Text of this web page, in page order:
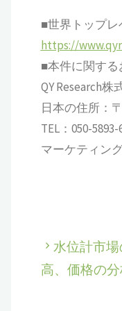
■世界トップレ
https://
■本件に関す
QY Research株
日本の住所：
TEL：050-
マーケティン
水位計市
高、価格の分